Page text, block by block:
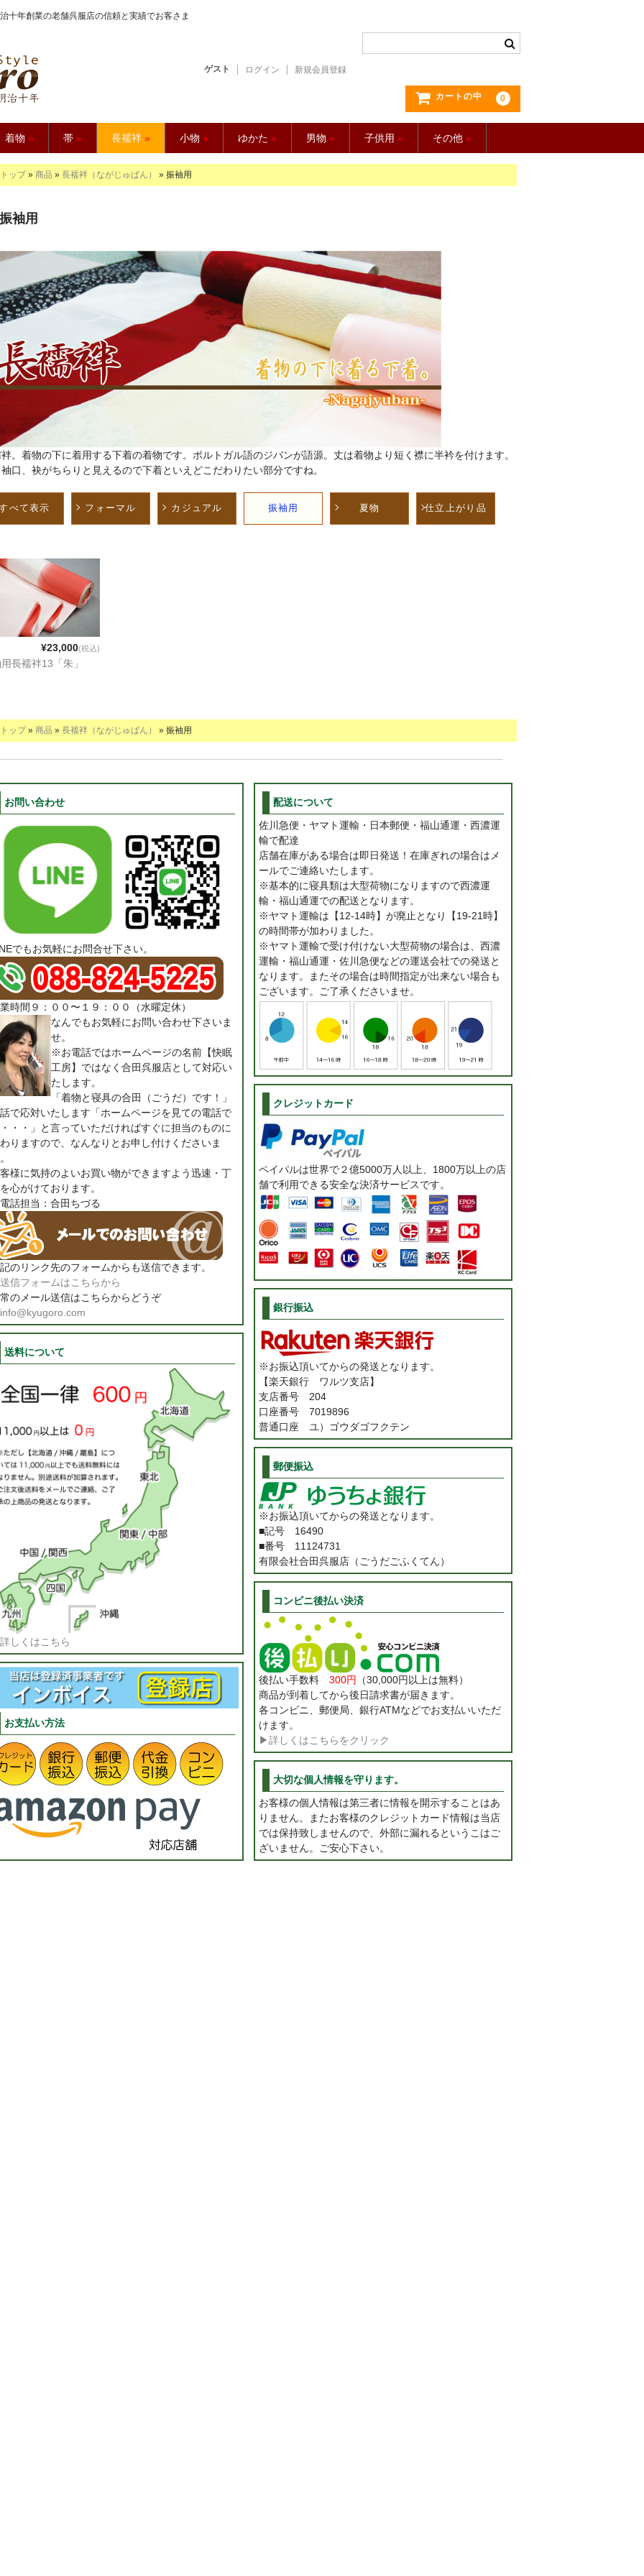
十年創業の老舗呉服店の信頼と実績でお客さま
久五郎】
ゲスト ログイン 新規会員登録
カートの中 0
着物 » 帯 » 長襦袢 » 小物 » ゆかた » 男物 » 子供用 » その他 »
ップ» 商品 » 長襦袢（ながじゅばん） » 振袖用
振袖用
。着物の下に着用する下着の着物です。ポルトガル語のジバンが語源。丈は着物より短く襟に半衿を付けます。
口、袂がちらりと見えるので下着といえどこだわりたい部分ですね。
べて表示 フォーマル カジュアル 振袖用 夏物 仕立上がり品
¥23,000(税込)
長襦袢13「朱」
ップ» 商品 » 長襦袢（ながじゅばん） » 振袖用
お問い合わせ
でもお気軽にお問合せ下さい。
時間９：００〜１９：００（水曜定休）
なんでもお気軽にお問い合わせ下さいま
せ。
※お電話ではホームページの名前【快眠
工房】ではなく合田呉服店として対応い
たします。
「着物と寝具の合田（ごうだ）です！」
で応対いたします「ホームページを見ての電話で
・・」と言っていただければすぐに担当のものに
りますので、なんなりとお申し付けくださいま
様に気持のよいお買い物ができますよう迅速・丁
心がけております。
話担当：合田ちづる
のリンク先のフォームからも送信できます。
送信フォームはこちらから
のメール送信はこちらからどうぞ
info@kyugoro.com
送料について
詳しくはこちら
お支払い方法
配送について
佐川急便・ヤマト運輸・日本郵便・福山通運・西濃運
輸で配達
店舗在庫がある場合は即日発送！在庫ぎれの場合はメ
ールでご連絡いたします。
※基本的に寝具類は大型荷物になりますので西濃運
輸・福山通運での配送となります。
※ヤマト運輸は【12-14時】が廃止となり【19-21時】
の時間帯が加わりました。
※ヤマト運輸で受け付けない大型荷物の場合は、西濃
運輸・福山通運・佐川急便などの運送会社での発送と
なります。またその場合は時間指定が出来ない場合も
ございます。ご了承くださいませ。
クレジットカード
ペイパルは世界で２億5000万人以上、1800万以上の店
舗で利用できる安全な決済サービスです。
銀行振込
※お振込頂いてからの発送となります。
【楽天銀行 ワルツ支店】
支店番号 204
口座番号 7019896
普通口座 ユ）ゴウダゴフクテン
郵便振込
※お振込頂いてからの発送となります。
■記号 16490
■番号 11124731
有限会社合田呉服店（ごうだごふくてん）
コンビニ後払い決済
後払い手数料 300円
（30,000円以上は無料）
商品が到着してから後日請求書が届きます。
各コンビニ、郵便局、銀行ATMなどでお支払いいただ
けます。
▶詳しくはこちらをクリック
大切な個人情報を守ります。
お客様の個人情報は第三者に情報を開示することはあ
りません。またお客様のクレジットカード情報は当店
では保持致しませんので、外部に漏れるというこはご
ざいません。ご安心下さい。